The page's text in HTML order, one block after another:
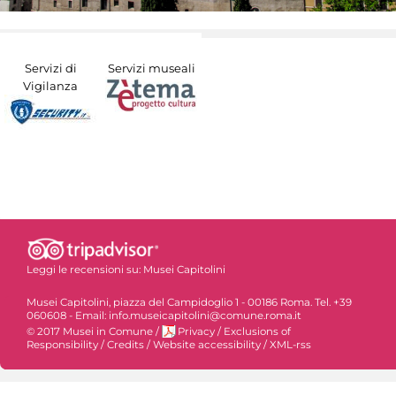
Servizi di
Vigilanza
Servizi museali
Leggi le recensioni su: Musei Capitolini
Musei Capitolini, piazza del Campidoglio 1 - 00186 Roma. Tel. +39
060608 - Email: info.museicapitolini@comune.roma.it
© 2017 Musei in Comune / Privacy / Exclusions of
Responsibility / Credits / Website accessibility / XML-rss